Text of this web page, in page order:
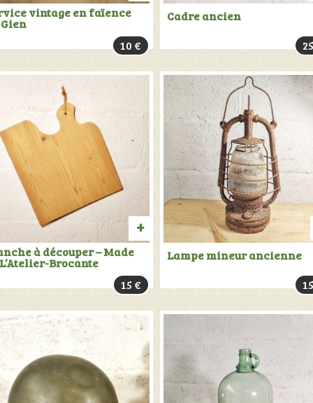
AJOUTER
PANIER
vintage en faïence
10 €
Cadre ancien
25
AJOUTER
PANIER
à découper – Made
Brocante
15 €
Lampe mineur ancienne
15